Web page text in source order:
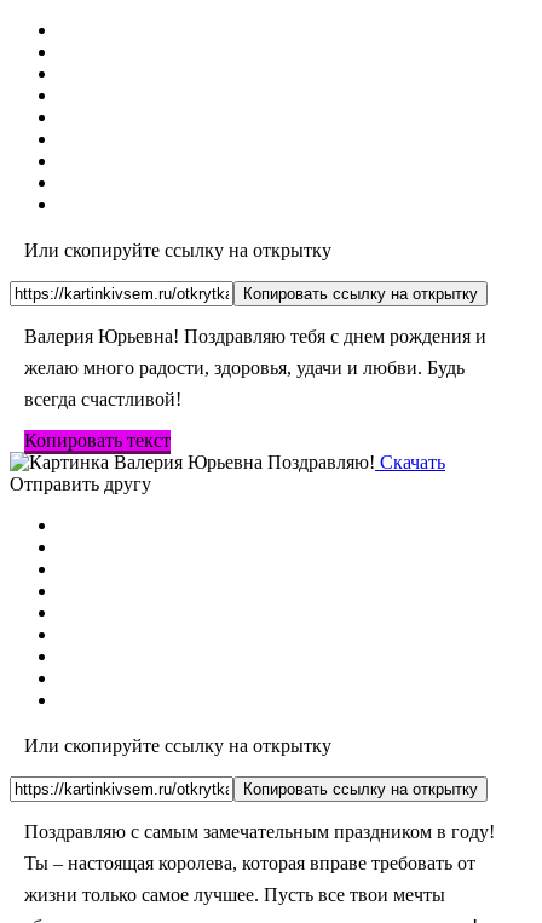
Или скопируйте ссылку на открытку
Копировать ссылку на открытку
Валерия Юрьевна! Поздравляю тебя с днем рождения и
желаю много радости, здоровья, удачи и любви. Будь
всегда счастливой!
Копировать текст
Скачать
Отправить другу
Или скопируйте ссылку на открытку
Копировать ссылку на открытку
Поздравляю с самым замечательным праздником в году!
Ты – настоящая королева, которая вправе требовать от
жизни только самое лучшее. Пусть все твои мечты